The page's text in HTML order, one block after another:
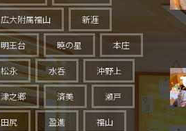
広大附属福山 新涯
明王台 暁の星 本庄
松永 水呑 沖野上
津之郷 済美 瀬戸
田尻 盈進 福山